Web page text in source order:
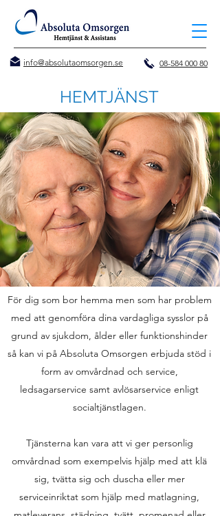
info@absolutaomsorgen.se 08-584 000 80
HEMTJÄNST
För dig som bor hemma men som har problem
med att genomföra dina vardagliga sysslor på
grund av sjukdom, ålder eller funktionshinder
så kan vi på Absoluta Omsorgen erbjuda stöd i
form av omvårdnad och service,
ledsagarservice samt avlösarservice enligt
socialtjänstlagen.
Tjänsterna kan vara att vi ger personlig
omvårdnad som exempelvis hjälp med att klä
sig, tvätta sig och duscha eller mer
serviceinriktat som hjälp med matlagning,